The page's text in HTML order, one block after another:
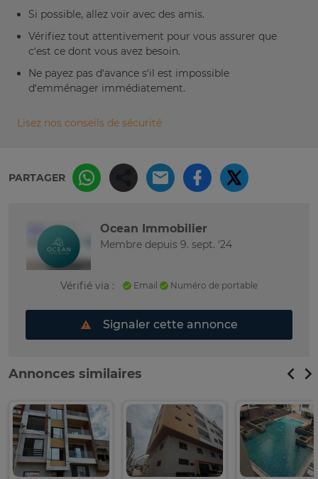
Si possible, allez voir avec des amis.
Vérifiez tout attentivement pour vous assurer que
c’est ce dont vous avez besoin.
Ne payez pas d’avance s’il est impossible
d’emménager immédiatement.
Lisez nos conseils de sécurité
PARTAGER
Ocean Immobilier
Membre depuis 9. sept. '24
Vérifié via : Email Numéro de portable
Signaler cette annonce
Annonces similaires